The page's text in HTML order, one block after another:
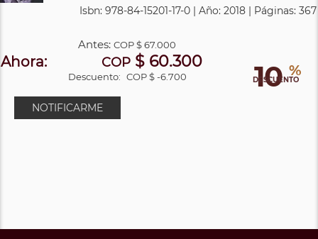
Isbn: 978-84-15201-17-0 | Año: 2018 | Páginas: 367
10 %
DESCUENTO
Antes:COP$ 67.000
Ahora: COP $ 60.300
Descuento: COP $ -6.700
NOTIFICARME